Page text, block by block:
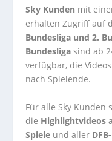
Sky Kunden mit
erhalten Zugriff auf
Bundesliga und 2.
Bundesliga sind ab
verfügbar, die
nach Spielende.
Für alle Sky Kunden
die Highlightvideos
Spiele und aller